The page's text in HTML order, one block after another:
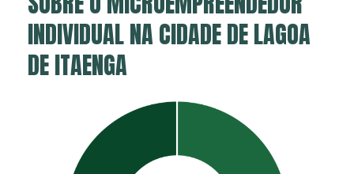
INDIVIDUAL NA CIDADE DE LAGOA
DE ITAENGA